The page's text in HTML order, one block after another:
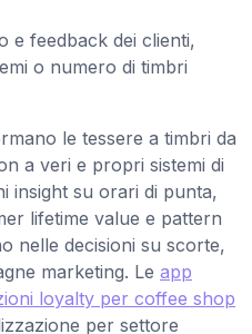
e feedback dei clienti,
o numero di timbri
le tessere a timbri da
a veri e propri sistemi di
insight su orari di punta,
lifetime value e pattern
nelle decisioni su scorte,
marketing. Le app
loyalty per coffee shop
per settore